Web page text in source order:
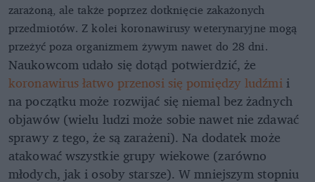
zarażoną, ale także poprzez dotknięcie zakażonych
przedmiotów. Z kolei koronawirusy weterynaryjne mogą
przeżyć poza organizmem żywym nawet do 28 dni.
Naukowcom udało się dotąd potwierdzić, że
koronawirus łatwo przenosi się pomiędzy ludźmii
na początku może rozwijać się niemal bez żadnych
objawów (wielu ludzi może sobie nawet nie zdawać
sprawy z tego, że są zarażeni). Na dodatek może
atakować wszystkie grupy wiekowe (zarówno
młodych, jak i osoby starsze). W mniejszym stopniu